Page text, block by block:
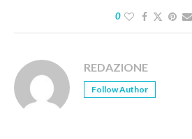
0
REDAZIONE
Follow Author